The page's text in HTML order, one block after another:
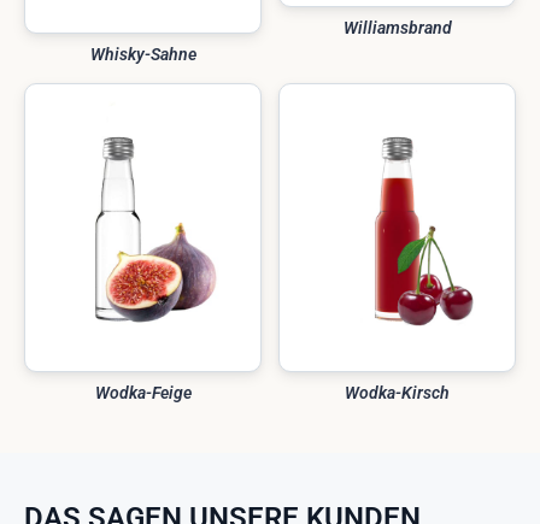
Whisky-Sahne
Williamsbrand
Wodka-Feige Wodka-Kirsch